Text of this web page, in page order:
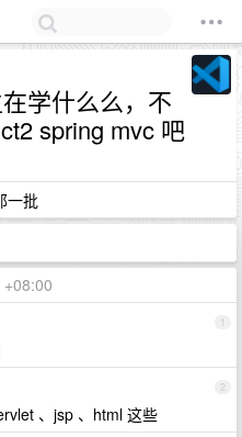
学什么么，不
spring mvc 吧
一批
1
2
、jsp 、html 这些